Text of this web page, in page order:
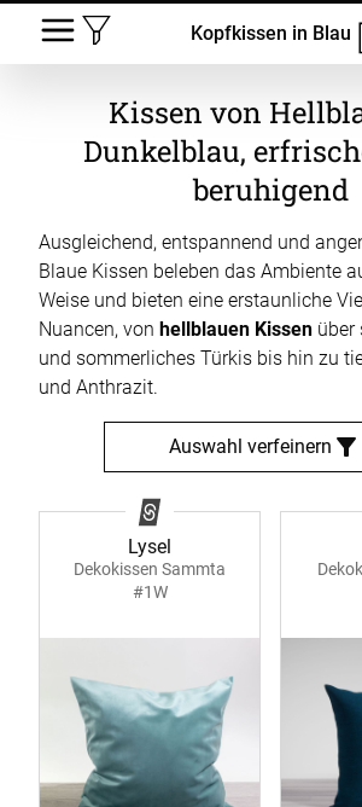
Kopfkissen in Blau
Kissen von
Dunkelblau,
beruhigend
Ausgleichend, entspannend und
Blaue Kissen beleben das Ambiente
Weise und bieten eine erstaunliche
Nuancen, von hellblauen Kissen über
und sommerliches Türkis bis hin zu
und Anthrazit.
Auswahl verfeinern
Lysel
Dekokissen Sammta
#1W